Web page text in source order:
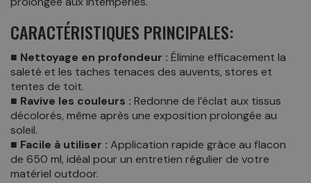
CARACTÉRISTIQUES PRINCIPALES:
■ Nettoyage en profondeur : Élimine efficacement la
saleté et les taches tenaces des auvents, stores et
tentes de toit.
■ Ravive les couleurs : Redonne de l’éclat aux tissus
décolorés, même après une exposition prolongée au
soleil.
■ Facile à utiliser : Application rapide grâce au flacon
de 650 ml, idéal pour un entretien régulier de votre
matériel outdoor.